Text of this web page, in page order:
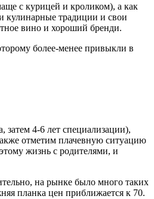
с курицей и кроликом), а как
кулинарные традиции и свои
вино и хороший бренди.
более-менее привыкли в
затем 4-6 лет специализации),
отметим плачевную ситуацию
жизнь с родителями, и
на рынке было много таких
планка цен приближается к 70.